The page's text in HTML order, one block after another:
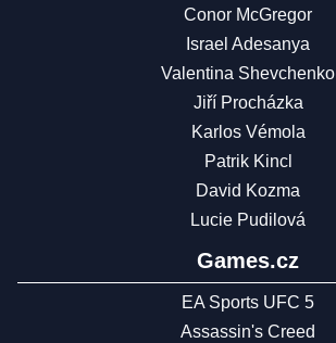
Conor McGregor
Israel Adesanya
Valentina Shevchenko
Jiří Procházka
Karlos Vémola
Patrik Kincl
David Kozma
Lucie Pudilová
Games.cz
EA Sports UFC 5
Assassin's Creed